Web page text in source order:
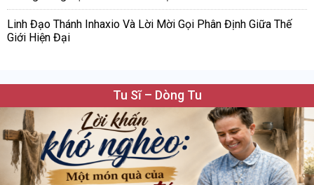
Linh Đạo Thánh Inhaxio Và Lời Mời Gọi Phân Định Giữa Thế
Giới Hiện Đại
Tu Sĩ – Dòng Tu